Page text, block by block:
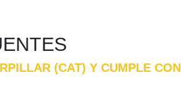
(CAT) Y CUMPLE